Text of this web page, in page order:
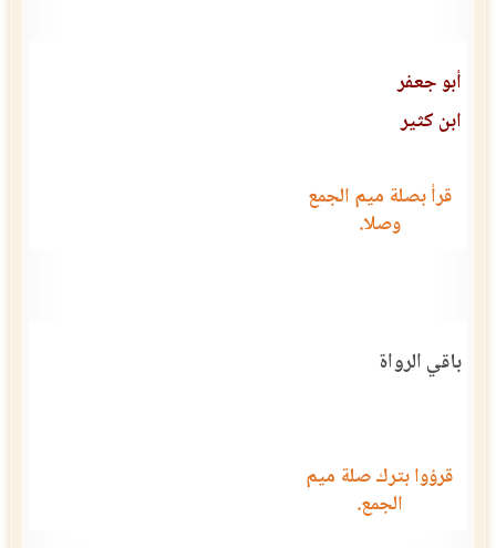
أبو جعفر
ابن كثير
قرأ بصلة ميم الجمع
وصلا.
باقي الرواة
قرؤوا بترك صلة ميم
الجمع.